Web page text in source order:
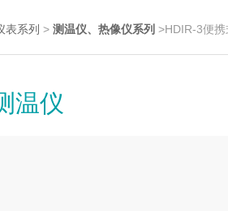
表系列 > 测温仪、热像仪系列 >HDIR-3便
温仪